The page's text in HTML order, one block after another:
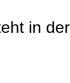
in